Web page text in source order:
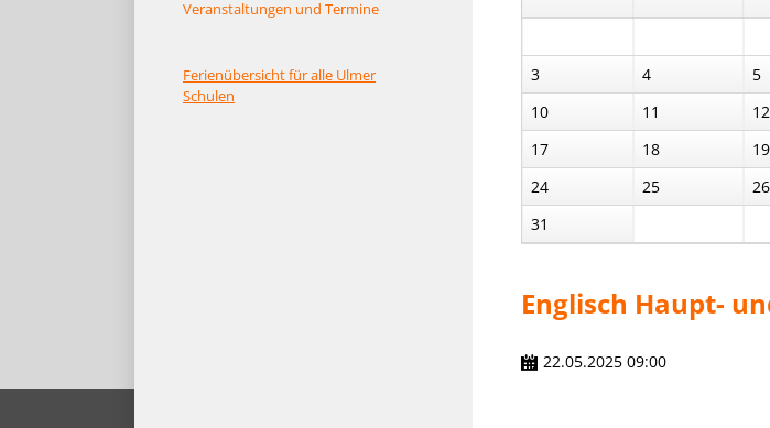
Veranstaltungen und Termine
Ferienübersicht für alle Ulmer
Schulen
3
4 5
10
11 12
17
18 19
24
25 26
31
Englisch Haupt-
22.05.2025 09:00